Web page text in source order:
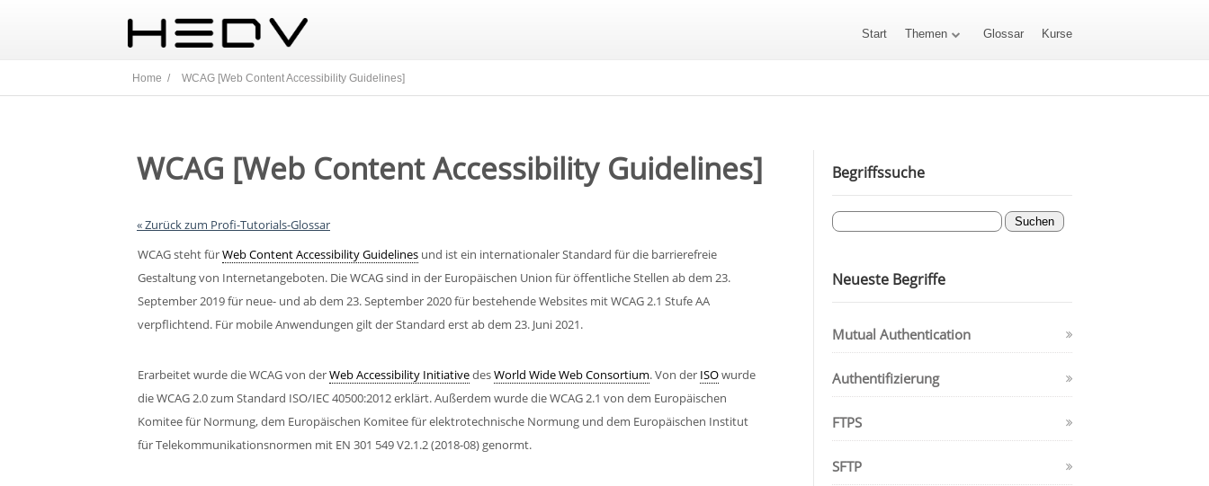
Start Themen Glossar Kurse
Home / WCAG [Web Content Accessibility Guidelines]
WCAG [Web Content Accessibility Guidelines]
« Zurück zum Profi-Tutorials-Glossar
WCAG steht fürWeb Content Accessibility Guidelines und ist ein internationaler Standard für die barrierefreie
Gestaltung von Internetangeboten. Die WCAG sind in der Europäischen Union für öffentliche Stellen ab dem 23.
September 2019 für neue- und ab dem 23. September 2020 für bestehende Websites mit WCAG 2.1 Stufe AA
verpflichtend. Für mobile Anwendungen gilt der Standard erst ab dem 23. Juni 2021.
Erarbeitet wurde die WCAG von derWeb Accessibility InitiativedesWorld Wide Web Consortium. Von der ISOwurde
die WCAG 2.0 zum Standard ISO/IEC 40500:2012 erklärt. Außerdem wurde die WCAG 2.1 von dem Europäischen
Komitee für Normung, dem Europäischen Komitee für elektrotechnische Normung und dem Europäischen Institut
für Telekommunikationsnormen mit EN 301 549 V2.1.2 (2018-08) genormt.
Begriffssuche
Neueste Begriffe
Mutual Authentication
Authentifizierung
FTPS
SFTP